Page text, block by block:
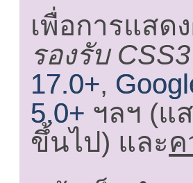
เพื่อการแสด
รองรับ CSS3
17.0+,
5.0+ ฯลฯ (แ
ขึ้นไป) และค